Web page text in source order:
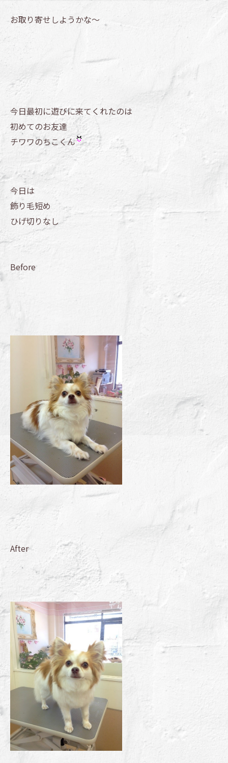
お取り寄せしようかな～
今日最初に遊びに来てくれたのは
初めてのお友達
チワワのちこくん
今日は
飾り毛短め
ひげ切りなし
Before
After